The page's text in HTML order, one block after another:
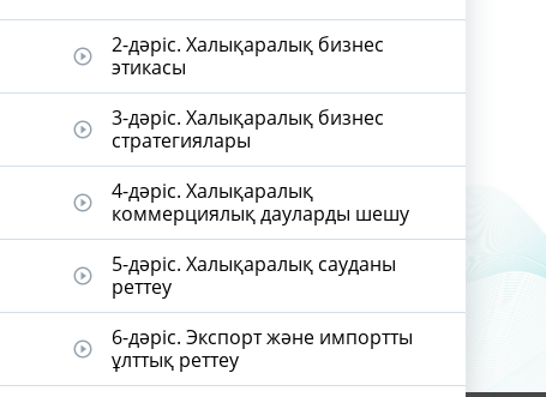
play_circle_outline
2-дәріс. Халықаралық бизнес
этикасы
play_circle_outline
3-дәріс. Халықаралық бизнес
стратегиялары
play_circle_outline
4-дәріс. Халықаралық
коммерциялық дауларды шешу
play_circle_outline
5-дәріс. Халықаралық сауданы
реттеу
play_circle_outline
6-дәріс. Экспорт және импортты
ұлттық реттеу